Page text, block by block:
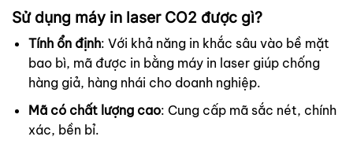
Sử dụng máy in laser CO2 được gì?
Tính ổn định: Với khả năng in khắc sâu vào bề mặt
bao bì, mã được in bằng máy in laser giúp chống
hàng giả, hàng nhái cho doanh nghiệp.
Mã có chất lượng cao: Cung cấp mã sắc nét, chính
xác, bền bỉ.